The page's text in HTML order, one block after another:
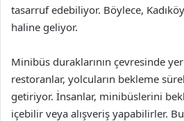
tasarruf edebiliyor. Böylece, Kadıköy
haline geliyor.
Minibüs duraklarının çevresinde
restoranlar, yolcuların bekleme
getiriyor. İnsanlar, minibüslerini
içebilir veya alışveriş yapabilirler.